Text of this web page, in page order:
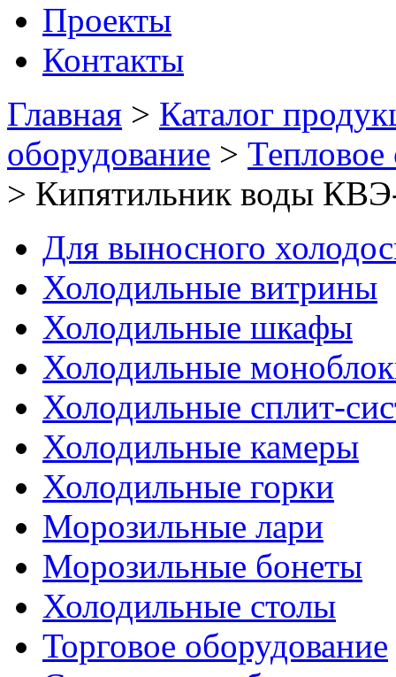
Проекты
Контакты
Главная > Каталог
оборудование > Тепловое
> Кипятильник воды
Для выносного
Холодильные витрины
Холодильные шкафы
Холодильные
Холодильные сплит-
Холодильные камеры
Холодильные горки
Морозильные лари
Морозильные бонеты
Холодильные столы
Торговое оборудование